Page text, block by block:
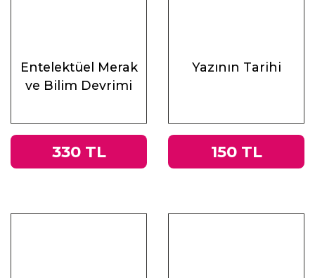
Entelektüel Merak
ve Bilim Devrimi
330 TL
Yazının Tarihi
150 TL